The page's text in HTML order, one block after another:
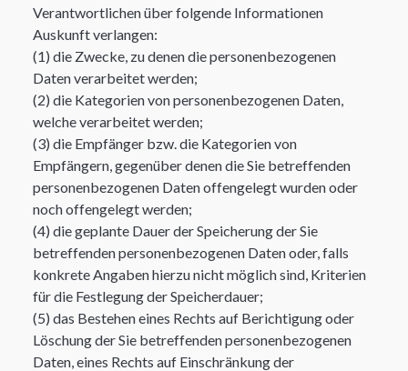
Verantwortlichen über folgende Informationen
Auskunft verlangen:
(1) die Zwecke, zu denen die personenbezogenen
Daten verarbeitet werden;
(2) die Kategorien von personenbezogenen Daten,
welche verarbeitet werden;
(3) die Empfänger bzw. die Kategorien von
Empfängern, gegenüber denen die Sie betreffenden
personenbezogenen Daten offengelegt wurden oder
noch offengelegt werden;
(4) die geplante Dauer der Speicherung der Sie
betreffenden personenbezogenen Daten oder, falls
konkrete Angaben hierzu nicht möglich sind, Kriterien
für die Festlegung der Speicherdauer;
(5) das Bestehen eines Rechts auf Berichtigung oder
Löschung der Sie betreffenden personenbezogenen
Daten, eines Rechts auf Einschränkung der